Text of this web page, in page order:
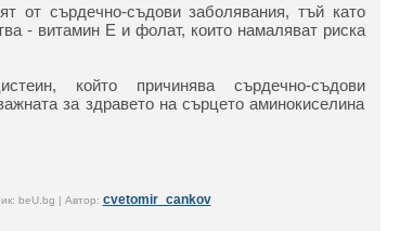
от сърдечно-съдови заболявания, тъй като
- витамин Е и фолат, които намаляват риска
който причинява сърдечно-съдови
за здравето на сърцето аминокиселина
beU.bg | Автор: cvetomir_cankov